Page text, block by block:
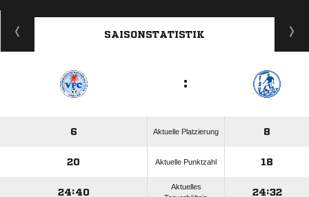
ANZEIGE
SAISONSTATISTIK
:
6 Aktuelle Platzierung 8
20 Aktuelle Punktzahl 18
24:40
Aktuelles
24:32